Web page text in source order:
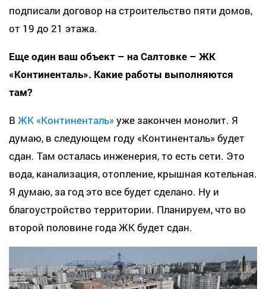
подписали договор на строительство пяти домов,
от 19 до 21 этажа.
Еще один ваш объект – на Салтовке – ЖК
«Континенталь». Какие работы выполняются
там?
В ЖК «Континенталь»уже закончен монолит. Я
думаю, в следующем году «Континенталь» будет
сдан. Там осталась инженерия, то есть сети. Это
вода, канализация, отопление, крышная котельная.
Я думаю, за год это все будет сделано. Ну и
благоустройство территории. Планируем, что во
второй половине года ЖК будет сдан.